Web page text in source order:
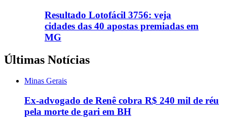
Resultado Lotofácil 3756: veja
cidades das 40 apostas premiadas em
MG
Últimas Notícias
Minas Gerais
Ex-advogado de Renê cobra R$ 240 mil de réu
pela morte de gari em BH